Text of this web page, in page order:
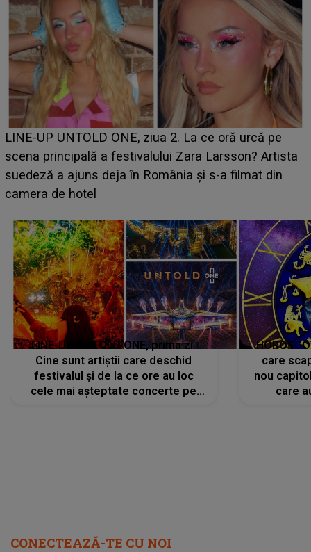
Ce a dezvăluit noua concurentă din "Casa Iubirii" l-a
luat prin surprindere pe Emanuel. CINE ESTE
BĂIATUL VIZAT de Alexandra?! Aflându-se în fața
faptului împlinit, A RECUNOSCUT IMEDIAT: "Am
LINE-UP UNTOLD ONE, prima zi.
Cine sunt artiștii care deschid
festivalul și de la ce ore au loc
cele mai așteptate concerte pe
care
nou
care
CONECTEAZĂ-TE CU NOI